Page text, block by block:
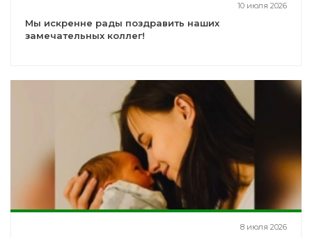
10 июля 2026
Мы искренне рады поздравить наших
замечательных коллег!
8 июля 2026